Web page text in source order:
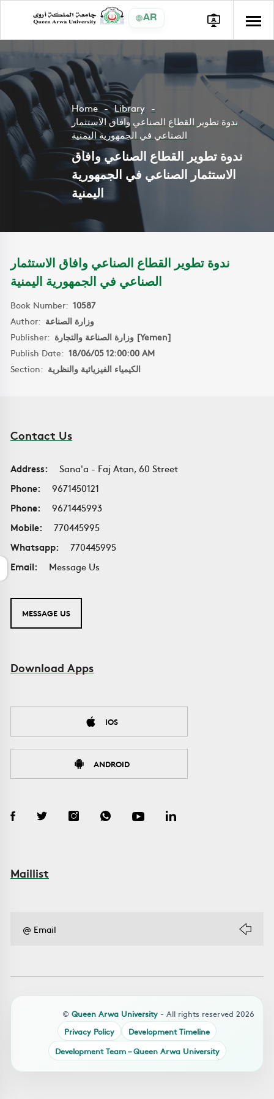
AR
Home
Library
ندوة تطوير القطاع الصناعي وافاق الاستثمار
الصناعي في الجمهورية اليمنية
ندوة تطوير القطاع الصناعي وافاق
الاستثمار الصناعي في الجمهورية
اليمنية
ندوة تطوير القطاع الصناعي وافاق الاستثمار
الصناعي في الجمهورية اليمنية
Book Number: 10587
Author: وزارة الصناعة
Publisher:
وزارة الصناعة والتجارة [Yemen]
Publish Date: 18/06/05 12:00:00 AM
Section: الكيمياء الفيزيائية والنظرية
Contact Us
Address:
Sana'a - Faj Atan, 60 Street
Phone:
9671450121
Phone:
9671445993
Mobile:
770445995
Whatsapp:
770445995
Email:
Message Us
MESSAGE US
Download Apps
IOS
ANDROID
Maillist
© Queen Arwa University - All rights reserved 2026
Privacy Policy
Development Timeline
Development Team – Queen Arwa University